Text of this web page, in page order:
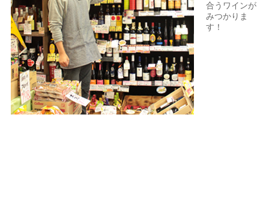
合うワインが
みつかりま
す！